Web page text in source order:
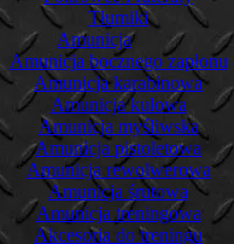
Tłumiki
Amunicja
Amunicja bocznego zapłonu
Amunicja karabinowa
Amunicja kulowa
Amunicja myśliwska
Amunicja pistoletowa
Amunicja rewolwerowa
Amunicja śrutowa
Amunicja treningowa
Akcesoria do treningu